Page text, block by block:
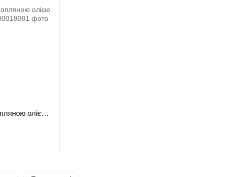
Бальзам після гоління з конопляною олією Barbers Cannabis 100 мл